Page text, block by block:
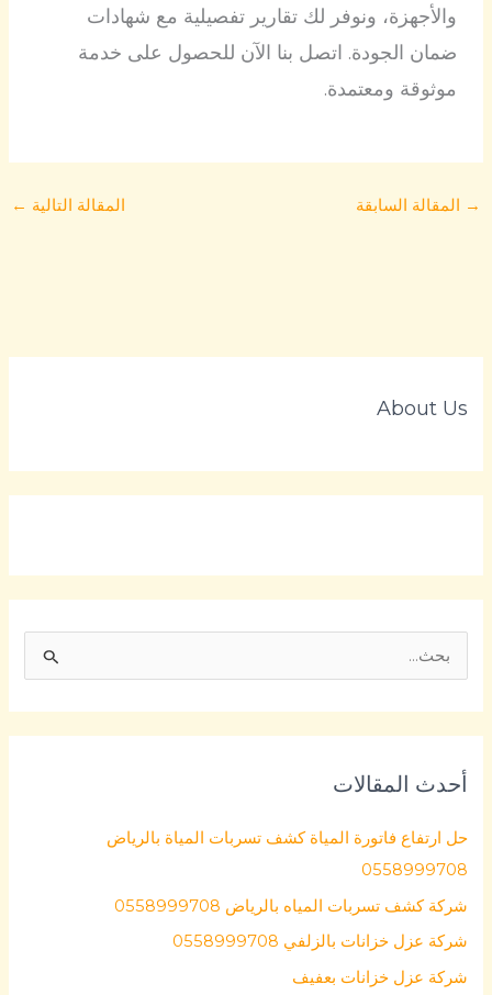
والأجهزة، ونوفر لك تقارير تفصيلية مع شهادات
ضمان الجودة. اتصل بنا الآن للحصول على خدمة
موثوقة ومعتمدة.
→ المقالة السابقة المقالة التالية ←
About Us
ث
أحدث المقالات
حل ارتفاع فاتورة المياة كشف تسربات المياة بالرياض
0558999708
شركة كشف تسربات المياه بالرياض 0558999708
شركة عزل خزانات بالزلفي 0558999708
شركة عزل خزانات بعفيف